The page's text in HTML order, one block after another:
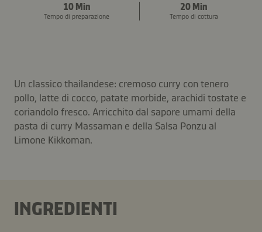
10 Min
Tempo di preparazione
20 Min
Tempo di cottura
Un classico thailandese: cremoso curry con tenero
pollo, latte di cocco, patate morbide, arachidi tostate e
coriandolo fresco. Arricchito dal sapore umami della
pasta di curry Massaman e della Salsa Ponzu al
Limone Kikkoman.
INGREDIENTI